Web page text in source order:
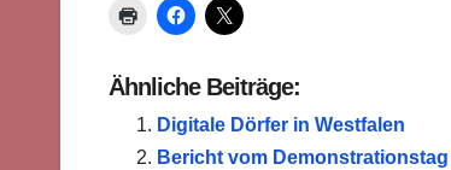
Ähnliche Beiträge:
Digitale Dörfer in Westfalen
Bericht vom